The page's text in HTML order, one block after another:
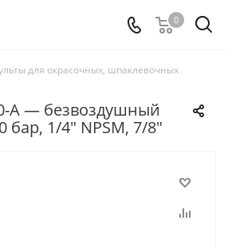
0
для окрасочных, шпаклевочных
A — безвоздушный
бар, 1/4" NPSM, 7/8"